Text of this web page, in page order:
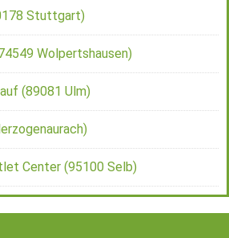
Stuttgart)
Wolpertshausen)
(89081 Ulm)
Center (95100 Selb)